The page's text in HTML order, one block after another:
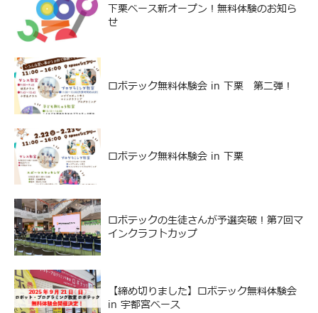
下栗ベース新オープン！無料体験のお知ら
せ
ロボテック無料体験会 in 下栗 第二弾！
ロボテック無料体験会 in 下栗
ロボテックの生徒さんが予選突破！第7回マ
インクラフトカップ
【締め切りました】ロボテック無料体験会
in 宇都宮ベース